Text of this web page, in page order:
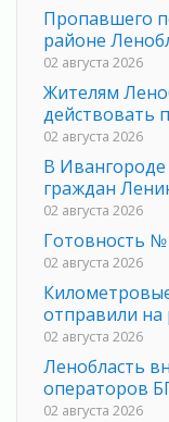
Пропавшего
районе
02 августа 2026
Жителям
действовать
02 августа 2026
В
граждан
02 августа 2026
Готовность
02 августа 2026
отправили
02 августа 2026
Ленобласть
операторов
02 августа 2026